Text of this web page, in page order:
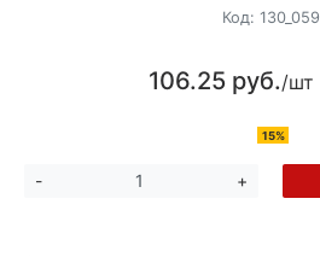
Код: 130_059
106.25 руб./шт
15%
- +